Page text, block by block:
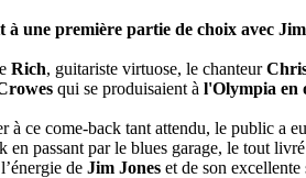
à une première partie de choix avec
Rich, guitariste virtuose, le chanteur
qui se produisaient à l'Olympia en
à ce come-back tant attendu, le public a
passant par le blues garage, le tout
de Jim Jones et de son